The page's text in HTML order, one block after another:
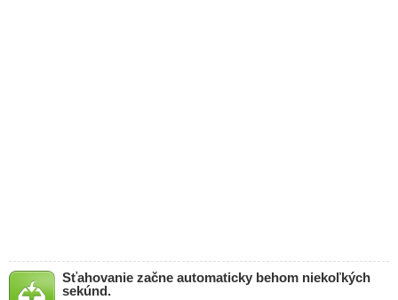
Sťahovanie začne automaticky behom niekoľkých
sekúnd.